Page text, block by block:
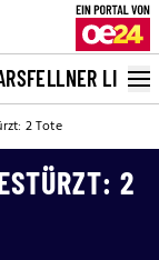
FELLNER LIVE
2 Tote
2